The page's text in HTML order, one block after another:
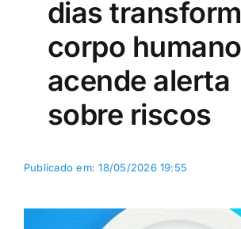
dias
corpo
acende alerta
sobre riscos
Publicado em: 18/05/2026 19:55